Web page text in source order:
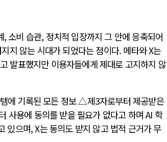
소비 습관, 정치적 입장까지 그 안에 응축되어
지 않는 시대가 되었다는 점이다. 메타와 X는
발표했지만 이용자들에게 제대로 고지하지 않
에 기록된 모든 정보 △제3자로부터 제공받은
사용에 동의를 받을 필요가 없다고 하며 AI 학
있으며, X는 동의도 받지 않고 법적 근거가 무